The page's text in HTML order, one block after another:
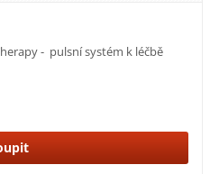
- pulsní systém k léčbě